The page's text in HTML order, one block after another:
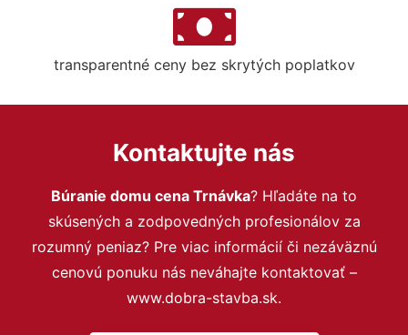
transparentné ceny bez skrytých poplatkov
Kontaktujte nás
Búranie domu cena Trnávka? Hľadáte na to
skúsených a zodpovedných profesionálov za
rozumný peniaz? Pre viac informácií či nezáväznú
cenovú ponuku nás neváhajte kontaktovať –
www.dobra-stavba.sk.